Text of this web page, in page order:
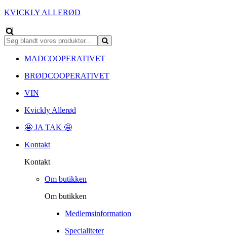
KVICKLY ALLERØD
MADCOOPERATIVET
BRØDCOOPERATIVET
VIN
Kvickly Allerød
🤩 JA TAK 🤩
Kontakt
Kontakt
Om butikken
Om butikken
Medlemsinformation
Specialiteter